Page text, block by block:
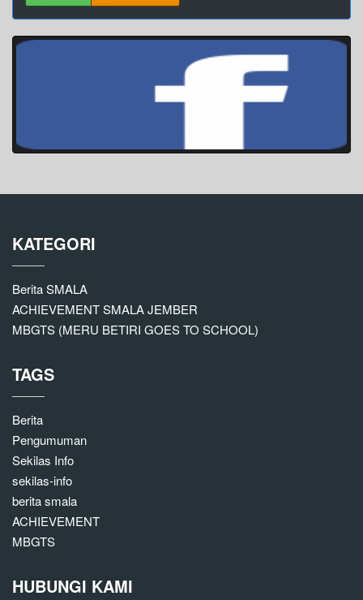
KATEGORI
Berita SMALA
ACHIEVEMENT SMALA JEMBER
MBGTS (MERU BETIRI GOES TO SCHOOL)
TAGS
Berita
Pengumuman
Sekilas Info
sekilas-info
berita smala
ACHIEVEMENT
MBGTS
HUBUNGI KAMI